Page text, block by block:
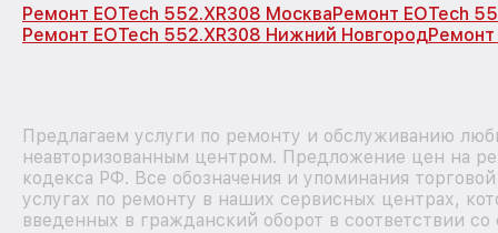
Ремонт EOTech 552.XR308 МоскваРемонт EOTech
Ремонт EOTech 552.XR308 Нижний Новгород
Предлагаем услуги по ремонту и обслуживанию
неавторизованным центром. Предложение цен на
кодекса РФ. Все обозначения и упоминания
услугах по ремонту в наших сервисных центрах,
введенных в гражданский оборот в соответствии